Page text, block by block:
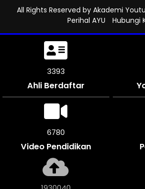
All Rights Reserved by Akademi
Perihal AYU
Hubungi
3831
Ahli Berdaftar
7656
Video Pendidikan